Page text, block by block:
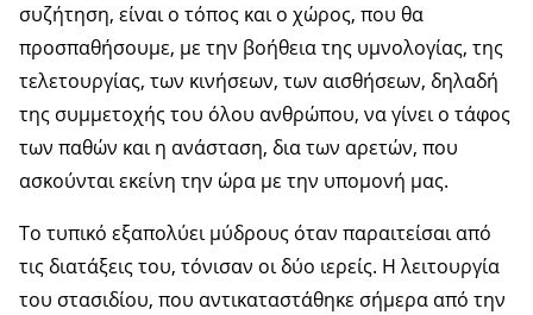
συζήτηση, είναι ο τόπος και ο χώρος, που θα
προσπαθήσουμε, με την βοήθεια της υμνολογίας, της
τελετουργίας, των κινήσεων, των αισθήσεων, δηλαδή
της συμμετοχής του όλου ανθρώπου, να γίνει ο τάφος
των παθών και η ανάσταση, δια των αρετών, που
ασκούνται εκείνη την ώρα με την υπομονή μας.
Το τυπικό εξαπολύει μύδρους όταν παραιτείσαι από
τις διατάξεις του, τόνισαν οι δύο ιερείς. Η λειτουργία
του στασιδίου, που αντικαταστάθηκε σήμερα από την